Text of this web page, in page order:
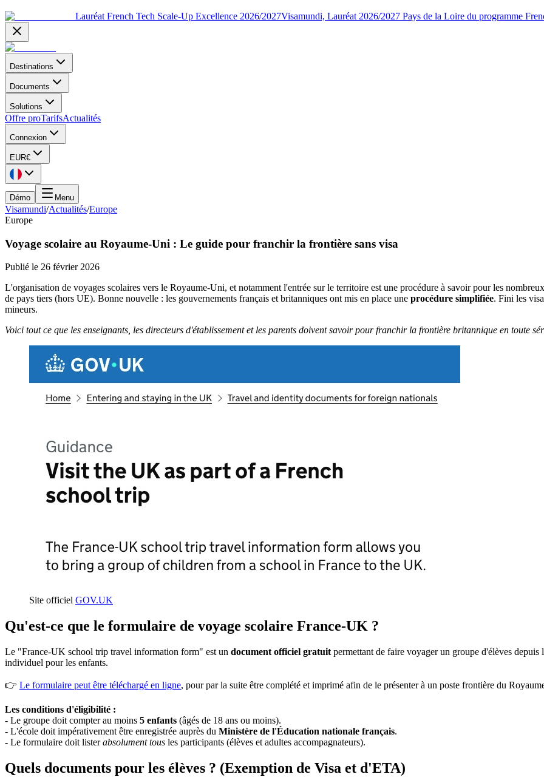
Lauréat French Tech Scale-Up Excellence 2026/2027Visamundi, Lauréat 2026/2027 Pays de la Loire du programme
Destinations
Documents
Solutions
Offre proTarifsActualités
Connexion
EUR€
Démo Menu
Visamundi/Actualités/Europe
Europe
Voyage scolaire au Royaume-Uni : Le guide pour franchir la frontière sans visa
Publié le 26 février 2026
L'organisation de voyages scolaires vers le Royaume-Uni, et notamment l'entrée sur le territoire est une procédure à savoir pour les
de pays tiers (hors UE). Bonne nouvelle : les gouvernements français et britanniques ont mis en place une procédure simplifiée. Fini les
mineurs.
Voici tout ce que les enseignants, les directeurs d'établissement et les parents doivent savoir pour franchir la frontière britannique en toute
Site officiel GOV.UK
Qu'est-ce que le formulaire de voyage scolaire France-UK ?
Le "France-UK school trip travel information form" est un document officiel gratuit permettant de faire voyager un groupe d'élèves
individuel pour les enfants.
👉 Le formulaire peut être téléchargé en ligne, pour par la suite être complété et imprimé afin de le présenter à un poste frontière du
Les conditions d'éligibilité :
- Le groupe doit compter au moins 5 enfants (âgés de 18 ans ou moins).
- L'école doit impérativement être enregistrée auprès du Ministère de l'Éducation nationale français.
- Le formulaire doit listerabsolument tous les participants (élèves et adultes accompagnateurs).
Quels documents pour les élèves ? (Exemption de Visa et d'ETA)